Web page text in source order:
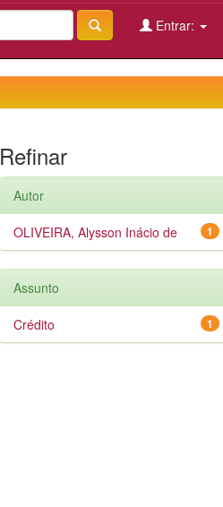
Entrar:
Refinar
Autor
1
OLIVEIRA, Alysson Inácio de
Assunto
1
Crédito